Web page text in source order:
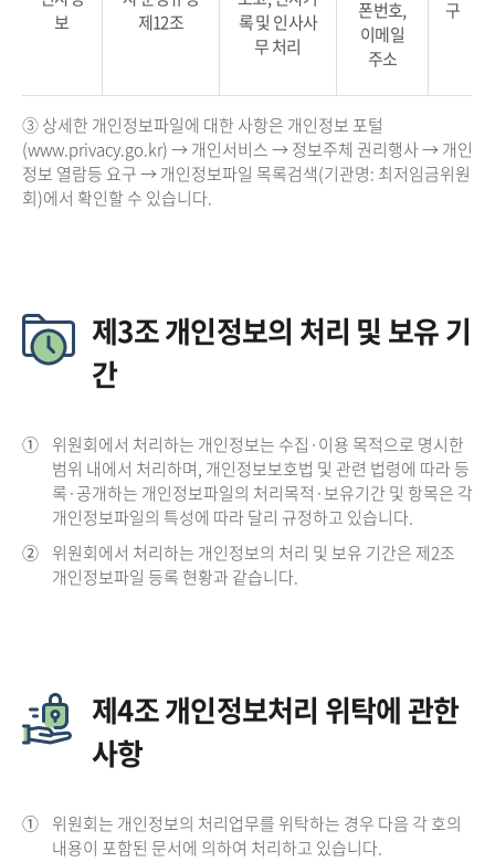
보
제12조
록 및 인사사
무 처리
폰번호,
이메일
주소
구
③ 상세한 개인정보파일에 대한 사항은 개인정보 포털
(www.privacy.go.kr) → 개인서비스 → 정보주체 권리행사 → 개인
정보 열람등 요구 → 개인정보파일 목록검색(기관명: 최저임금위원
회)에서 확인할 수 있습니다.
제3조 개인정보의 처리 및 보유 기
간
① 위원회에서 처리하는 개인정보는 수집·이용 목적으로 명시한
범위 내에서 처리하며, 개인정보보호법 및 관련 법령에 따라 등
록·공개하는 개인정보파일의 처리목적·보유기간 및 항목은 각
개인정보파일의 특성에 따라 달리 규정하고 있습니다.
② 위원회에서 처리하는 개인정보의 처리 및 보유 기간은 제2조
개인정보파일 등록 현황과 같습니다.
제4조 개인정보처리 위탁에 관한
사항
① 위원회는 개인정보의 처리업무를 위탁하는 경우 다음 각 호의
내용이 포함된 문서에 의하여 처리하고 있습니다.